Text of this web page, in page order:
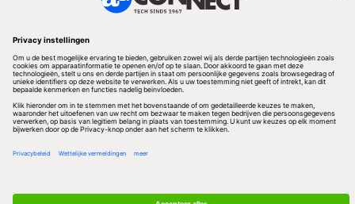
Volg ons
Redactionele partner
Algemene Voorwaarden & Copyrights